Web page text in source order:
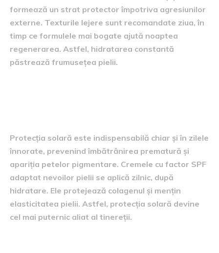
formează un strat protector împotriva agresiunilor
externe. Texturile lejere sunt recomandate ziua, în
timp ce formulele mai bogate ajută noaptea
regenerarea. Astfel, hidratarea constantă
păstrează frumusețea pielii.
Protecția solară este indispensabilă chiar și în zilele
înnorate, prevenind îmbătrânirea prematură și
apariția petelor pigmentare. Cremele cu factor SPF
adaptat nevoilor pielii se aplică zilnic, după
hidratare. Ele protejează colagenul și mențin
elasticitatea pielii. Astfel, protecția solară devine
cel mai puternic aliat al tinereții.